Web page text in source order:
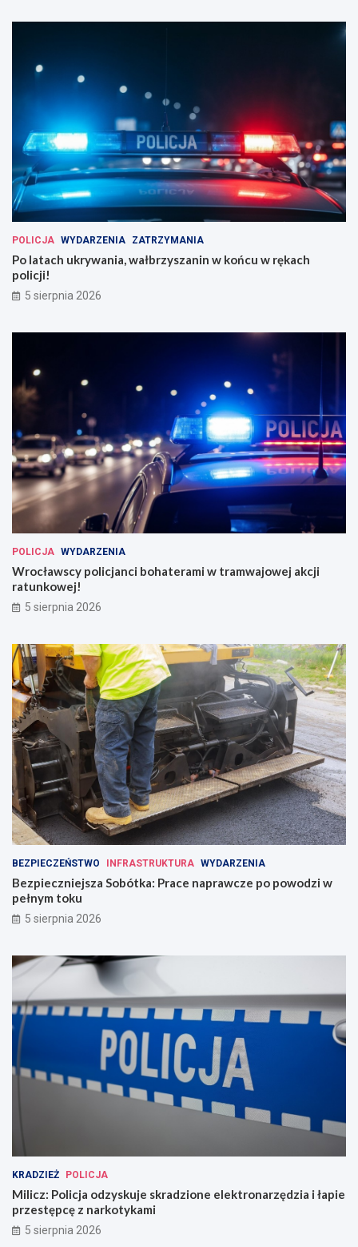
POLICJA WYDARZENIA ZATRZYMANIA
Po latach ukrywania, wałbrzyszanin w końcu w rękach
policji!
5 sierpnia 2026
POLICJA WYDARZENIA
Wrocławscy policjanci bohaterami w tramwajowej akcji
ratunkowej!
5 sierpnia 2026
BEZPIECZEŃSTWO INFRASTRUKTURA WYDARZENIA
Bezpieczniejsza Sobótka: Prace naprawcze po powodzi w
pełnym toku
5 sierpnia 2026
KRADZIEŻ POLICJA
Milicz: Policja odzyskuje skradzione elektronarzędzia i łapie
przestępcę z narkotykami
5 sierpnia 2026